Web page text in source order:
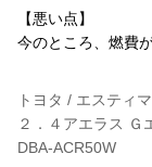
【悪い点】
今のところ、燃費が
トヨタ / エスティマ
２．４アエラス Ｇ
DBA-ACR50W